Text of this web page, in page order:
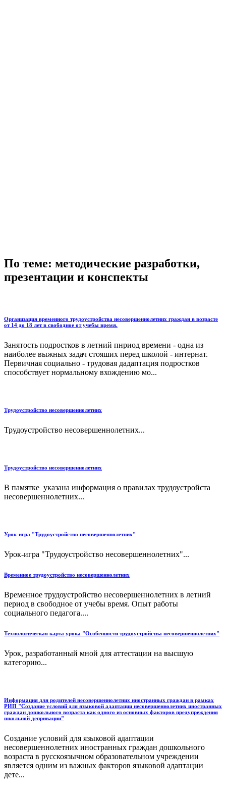
По теме: методические разработки,
презентации и конспекты
Организация временного трудоустройства несовершеннолетних граждан в возрасте
от 14 до 18 лет в свободное от учебы время.
Занятость подростков в летний пнриод времени - одна из
наиболее выжных задач стояших перед школой - интернат.
Первичная социально - трудовая дадаптация подростков
способствует нормальному вхождению мо...
Трудоустройство несовершеннолетних
Трудоустройство несовершеннолетних...
Трудоустройство несовершеннолетних
В памятке указана информация о правилах трудоустройста
несовершеннолетних...
Урок-игра "Трудоустройство несовершеннолетних"
Урок-игра "Трудоустройство несовершеннолетних"...
Временное трудоустройство несовершеннолетних
Временное трудоустройство несовершеннолетних в летний
период в свободное от учебы время. Опыт работы
социального педагога....
Технологическая карта урока "Особенности трудоустройства несовершеннолетних"
Урок, разработанный мной для аттестации на высшую
категорию...
Информация для родителей несовершеннолетних иностранных граждан в рамках
РИП "Создание условий для языковой адаптации несовершеннолетних иностранных
граждан дошкольного возраста как одного из основных факторов предупреждения
школьной депривации"
Создание условий для языковой адаптации
несовершеннолетних иностранных граждан дошкольного
возраста в русскоязычном образовательном учреждении
является одним из важных факторов языковой адаптации
дете...